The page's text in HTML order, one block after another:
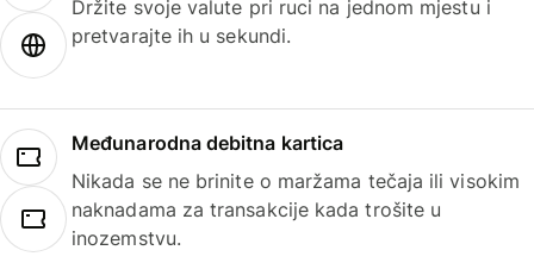
Držite svoje valute pri ruci na jednom mjestu i
pretvarajte ih u sekundi.
Međunarodna debitna kartica
Nikada se ne brinite o maržama tečaja ili visokim
naknadama za transakcije kada trošite u
inozemstvu.